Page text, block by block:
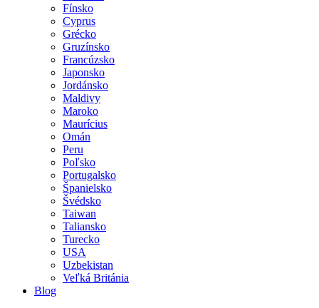
Fínsko
Cyprus
Grécko
Gruzínsko
Francúzsko
Japonsko
Jordánsko
Maldivy
Maroko
Maurícius
Omán
Peru
Poľsko
Portugalsko
Španielsko
Švédsko
Taiwan
Taliansko
Turecko
USA
Uzbekistan
Veľká Británia
Blog